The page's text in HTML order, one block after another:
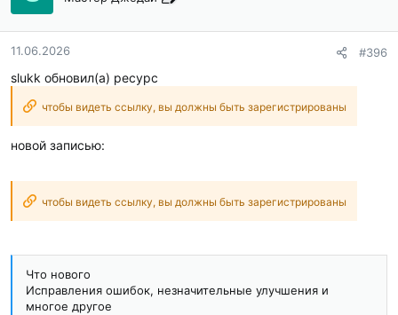
11.06.2026 #396
slukk обновил(а) ресурс
чтобы видеть ссылку, вы должны быть зарегистрированы
новой записью:
чтобы видеть ссылку, вы должны быть зарегистрированы
Что нового
Исправления ошибок, незначительные улучшения и
многое другое